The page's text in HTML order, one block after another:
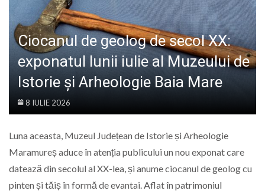
LIFE
Ciocanul de geolog de secol XX:
exponatul lunii iulie al Muzeului de
Istorie și Arheologie Baia Mare
8 IULIE 2026
Luna aceasta, Muzeul Județean de Istorie și Arheologie
Maramureș aduce în atenția publicului un nou exponat care
datează din secolul al XX-lea, și anume ciocanul de geolog cu
pinten și tăiș în formă de evantai. Aflat în patrimoniul